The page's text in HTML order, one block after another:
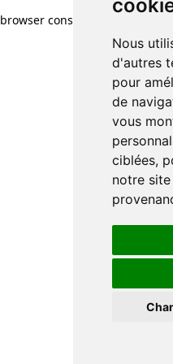
Nous
d'autres
pour
de
vous
ciblées,
notre
browser console for more